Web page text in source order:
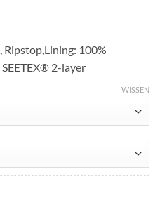
Ripstop,Lining: 100%
2-layer
WISSEN